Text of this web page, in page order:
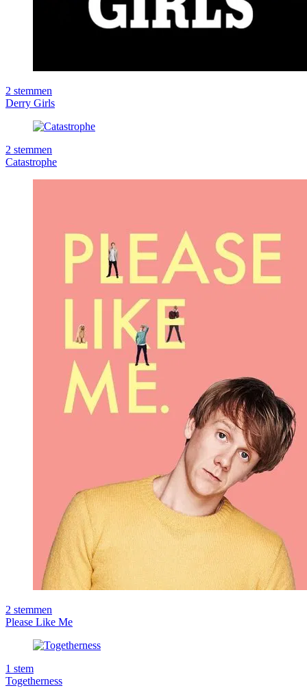
2 stemmen
Derry Girls
2 stemmen
Catastrophe
2 stemmen
Please Like Me
1 stem
Togetherness